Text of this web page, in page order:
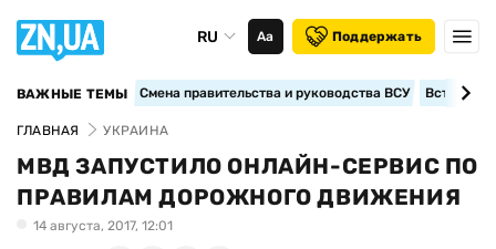
RU Аа Поддержать
ВАЖНЫЕ ТЕМЫ Смена правительства и руководства ВСУ
ГЛАВНАЯ УКРАИНА
МВД ЗАПУСТИЛО ОНЛАЙН-СЕРВИС ПО
ПРАВИЛАМ ДОРОЖНОГО ДВИЖЕНИЯ
14 августа, 2017, 12:01